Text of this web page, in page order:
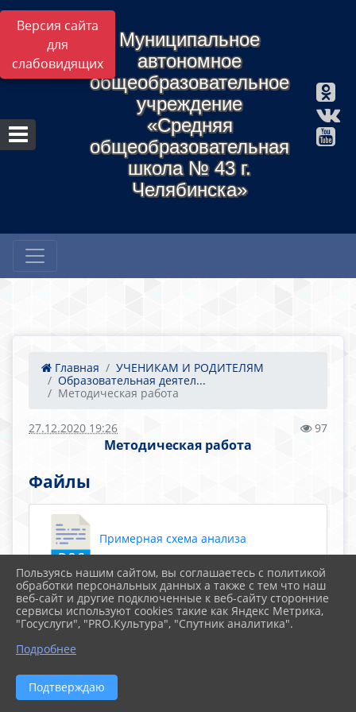
Версия сайта
для
слабовидящих
Муниципальное
автономное
общеобразовательное
учреждение
«Средняя
общеобразовательная
школа № 43 г.
Челябинска»
Главная
УЧЕНИКАМ И РОДИТЕЛЯМ
Образовательная деятел...
Методическая работа
27.12.2020 19:26 97
Методическая работа
Файлы
Примерная схема анализа
методического объединения педагогов (32.5
KiB)
Работа с молодыми специалистами
Пользуясь нашим сайтом, вы соглашаетесь с политикой
обработки персональных данных а также с тем что наш
веб-сайт и другие подключенные к веб-сайту сторонние
сервисы используют cookies такие как Яндекс Метрика,
"Госуслуги", "PRO.Культура", "Спутник аналитика".
Подробнее
Подтверждаю